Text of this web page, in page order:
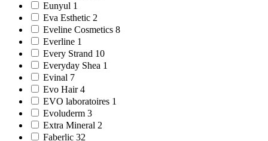
Eunyul 1
Eva Esthetic 2
Eveline Cosmetics 8
Everline 1
Every Strand 10
Everyday Shea 1
Evinal 7
Evo Hair 4
EVO laboratoires 1
Evoluderm 3
Extra Mineral 2
Faberlic 32